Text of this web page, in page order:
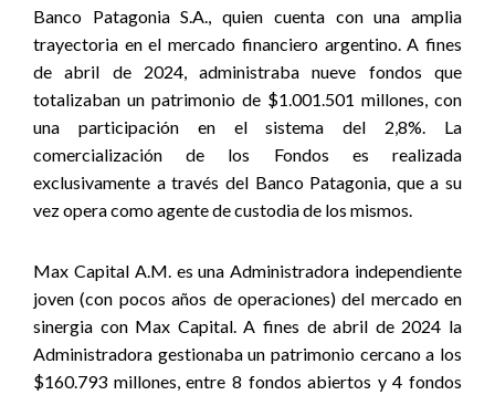
Banco Patagonia S.A., quien cuenta con una amplia
trayectoria en el mercado financiero argentino. A fines
de abril de 2024, administraba nueve fondos que
totalizaban un patrimonio de $1.001.501 millones, con
una participación en el sistema del 2,8%. La
comercialización de los Fondos es realizada
exclusivamente a través del Banco Patagonia, que a su
vez opera como agente de custodia de los mismos.
Max Capital A.M. es una Administradora independiente
joven (con pocos años de operaciones) del mercado en
sinergia con Max Capital. A fines de abril de 2024 la
Administradora gestionaba un patrimonio cercano a los
$160.793 millones, entre 8 fondos abiertos y 4 fondos